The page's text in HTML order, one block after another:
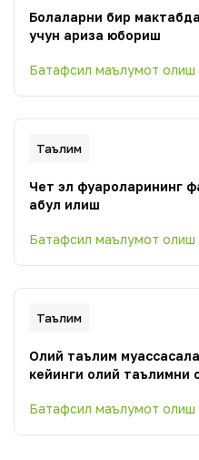
Болаларни бир
учун ариза юбориш
Батафсил маълумот олиш
Таълим
Чет эл фуқароларининг
қабул қилиш
Батафсил маълумот олиш
Таълим
Олий таълим
кейинги олий таълимни
Батафсил маълумот олиш